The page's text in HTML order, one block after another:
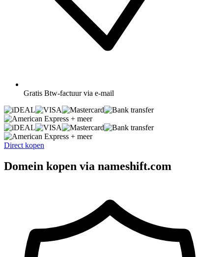
Gratis Btw-factuur via e-mail
+ meer
+ meer
Direct kopen
Domein kopen via nameshift.com